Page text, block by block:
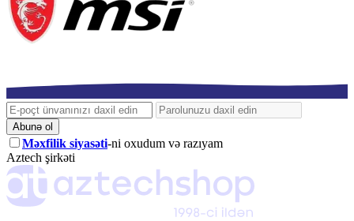
Abunə ol
Məxfilik siyasəti-ni oxudum və razıyam
Aztech şirkəti